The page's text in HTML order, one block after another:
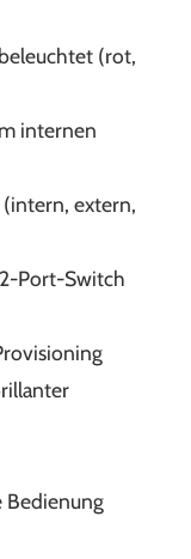
(rot,
internen
extern,
Port-Switch
Bedienung